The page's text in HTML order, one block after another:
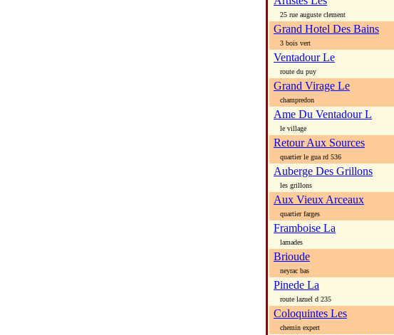
25 rue auguste clement
Grand Hotel Des Bains
3 bois vert
Ventadour Le
route du puy
Grand Virage Le
champredon
Ame Du Ventadour L
le village
Retour Aux Sources
quartier le gua rd 536
Auberge Des Grillons
les grillons
Aux Vieux Arceaux
quartier farges
Framboise La
lamades
Brioude
neyrac bas
Pinede La
route lazuel d 235
Coloquintes Les
chemin expert